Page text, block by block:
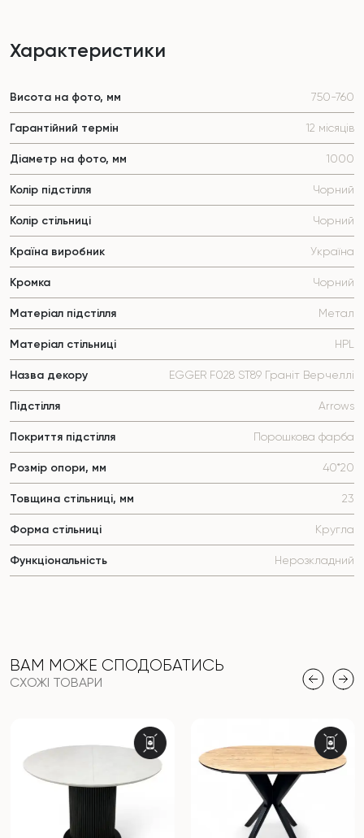
Характеристики
Висота на фото, мм 750-760
Гарантійний термін 12 місяців
Діаметр на фото, мм 1000
Колір підстілля Чорний
Колір стільниці Чорний
Країна виробник Україна
Кромка Чорний
Матеріал підстілля Метал
Матеріал стільниці HPL
Назва декору EGGER F028 ST89 Граніт Верчеллі
Підстілля Arrows
Покриття підстілля Порошкова фарба
Розмір опори, мм 40*20
Товщина стільниці, мм 23
Форма стільниці Кругла
Функціональність Нерозкладний
ВАМ МОЖЕ СПОДОБАТИСЬ
СХОЖІ ТОВАРИ